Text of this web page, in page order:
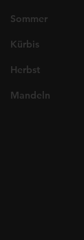
Sommer
Kürbis
Herbst
Mandeln